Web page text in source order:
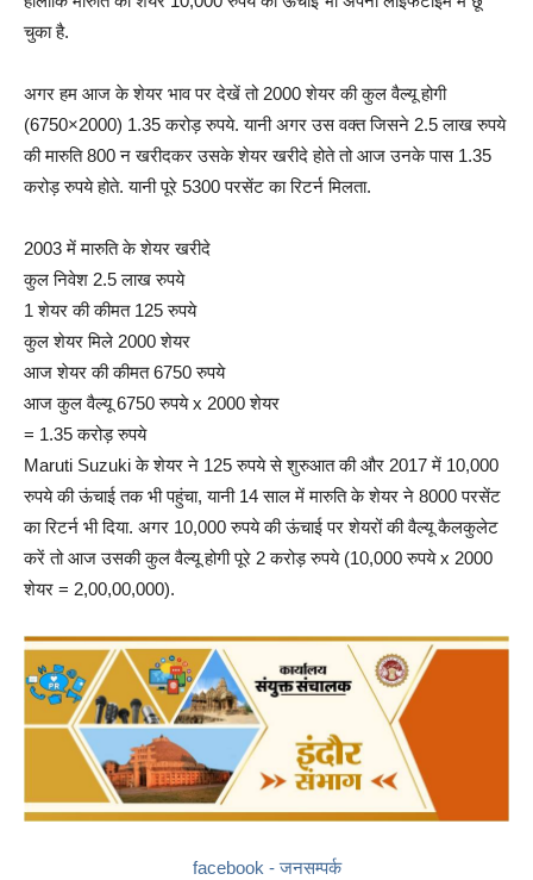
चुका है.
अगर हम आज के शेयर भाव पर देखें तो 2000 शेयर की कुल वैल्यू होगी
(6750×2000) 1.35 करोड़ रुपये. यानी अगर उस वक्त जिसने 2.5 लाख रुपये
की मारुति 800 न खरीदकर उसके शेयर खरीदे होते तो आज उनके पास 1.35
करोड़ रुपये होते. यानी पूरे 5300 परसेंट का रिटर्न मिलता.
2003 में मारुति के शेयर खरीदे
कुल निवेश 2.5 लाख रुपये
1 शेयर की कीमत 125 रुपये
कुल शेयर मिले 2000 शेयर
आज शेयर की कीमत 6750 रुपये
आज कुल वैल्यू 6750 रुपये x 2000 शेयर
= 1.35 करोड़ रुपये
Maruti Suzuki के शेयर ने 125 रुपये से शुरुआत की और 2017 में 10,000
रुपये की ऊंचाई तक भी पहुंचा, यानी 14 साल में मारुति के शेयर ने 8000 परसेंट
का रिटर्न भी दिया. अगर 10,000 रुपये की ऊंचाई पर शेयरों की वैल्यू कैलकुलेट
करें तो आज उसकी कुल वैल्यू होगी पूरे 2 करोड़ रुपये (10,000 रुपये x 2000
शेयर = 2,00,00,000).
facebook - जनसम्पर्क